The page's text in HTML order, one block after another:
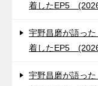
着したEP5
宇野昌磨が語っ
着したEP5
宇野昌磨が語っ